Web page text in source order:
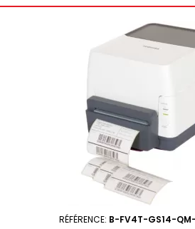
RÉFÉRENCE: B-FV4T-GS14-QM-